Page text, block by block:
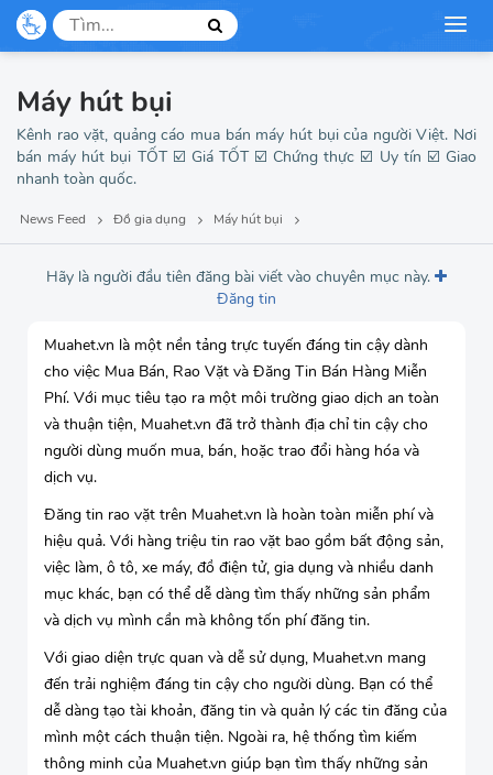
Mẹ và bé
Thời trang
Việc làm, tuyển dụng
Máy hút bụi
Kênh rao vặt, quảng cáo mua bán máy hút bụi của người Việt. Nơi
bán máy hút bụi TỐT ☑️ Giá TỐT ☑️ Chứng thực ☑️ Uy tín ☑️ Giao
nhanh toàn quốc.
News Feed Đồ gia dụng Máy hút bụi
Hãy là người đầu tiên đăng bài viết vào chuyên mục này.
Đăng tin
Muahet.vn là một nền tảng trực tuyến đáng tin cậy dành
cho việc Mua Bán, Rao Vặt và Đăng Tin Bán Hàng Miễn
Phí. Với mục tiêu tạo ra một môi trường giao dịch an toàn
và thuận tiện, Muahet.vn đã trở thành địa chỉ tin cậy cho
người dùng muốn mua, bán, hoặc trao đổi hàng hóa và
dịch vụ.
Đăng tin rao vặt trên Muahet.vn là hoàn toàn miễn phí và
hiệu quả. Với hàng triệu tin rao vặt bao gồm bất động sản,
việc làm, ô tô, xe máy, đồ điện tử, gia dụng và nhiều danh
mục khác, bạn có thể dễ dàng tìm thấy những sản phẩm
và dịch vụ mình cần mà không tốn phí đăng tin.
Với giao diện trực quan và dễ sử dụng, Muahet.vn mang
đến trải nghiệm đáng tin cậy cho người dùng. Bạn có thể
dễ dàng tạo tài khoản, đăng tin và quản lý các tin đăng của
mình một cách thuận tiện. Ngoài ra, hệ thống tìm kiếm
thông minh của Muahet.vn giúp bạn tìm thấy những sản